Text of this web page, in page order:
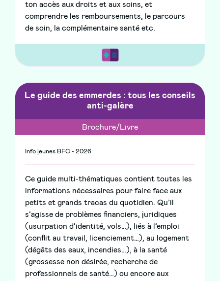
ton accès aux droits et aux soins, et
comprendre les remboursements, le parcours
de soin, la complémentaire santé etc.
Le guide des emmerdes : tous les conseils
anti-galère
Brochure/Livre
Info jeunes BFC - 2026
Ce guide multi-thématiques contient toutes les
informations nécessaires pour faire face aux
petits et grands tracas du quotidien. Qu’il
s’agisse de problèmes financiers, juridiques
(usurpation d’identité, vols…), liés à l’emploi
(conflit au travail, licenciement…), au logement
(dégâts des eaux, incendies…), à la santé
(grossesse non désirée, recherche de
professionnels de santé…) ou encore aux